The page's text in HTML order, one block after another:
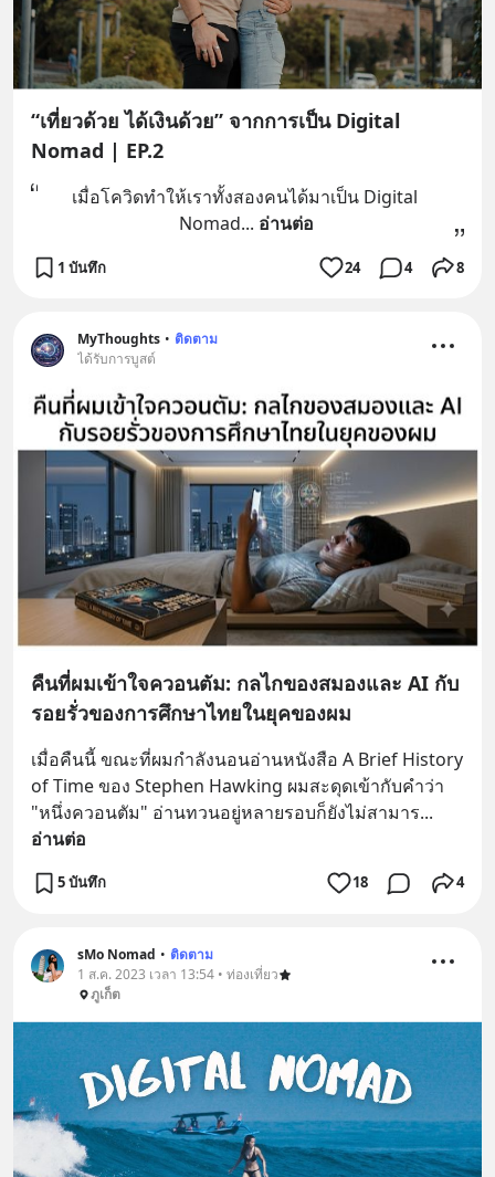
“เที่ยวด้วย ได้เงินด้วย” จากการเป็น Digital
Nomad | EP.2
เมื่อโควิดทำให้เราทั้งสองคนได้มาเป็น Digital
Nomad... อ่านต่อ
1 บันทึก 24 4 8
MyThoughts • ติดตาม
ได้รับการบูสต์
คืนที่ผมเข้าใจควอนตัม: กลไกของสมองและ AI กับ
รอยรั่วของการศึกษาไทยในยุคของผม
เมื่อคืนนี้ ขณะที่ผมกำลังนอนอ่านหนังสือ A Brief History
of Time ของ Stephen Hawking ผมสะดุดเข้ากับคำว่า
"หนึ่งควอนตัม" อ่านทวนอยู่หลายรอบก็ยังไม่สามาร
อ่านต่อ
5 บันทึก 18 4
sMo Nomad • ติดตาม
1 ส.ค. 2023 เวลา 13:54 • ท่องเที่ยว
ภูเก็ต